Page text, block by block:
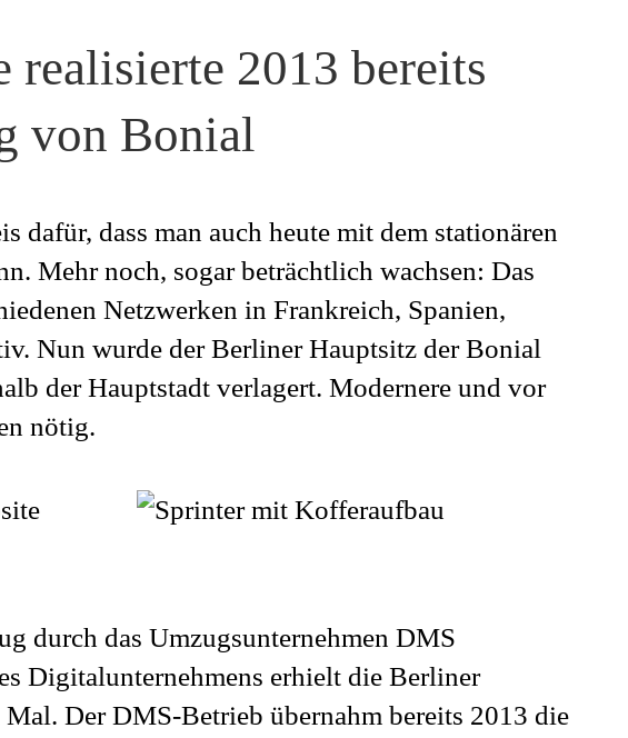
2013 bereits
von Bonial
dafür, dass man auch heute mit dem stationären
Mehr noch, sogar beträchtlich wachsen: Das
Netzwerken in Frankreich, Spanien,
Nun wurde der Berliner Hauptsitz der Bonial
der Hauptstadt verlagert. Modernere und vor
nötig.
durch das Umzugsunternehmen DMS
Digitalunternehmens erhielt die Berliner
Der DMS-Betrieb übernahm bereits 2013 die